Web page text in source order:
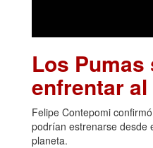
Los
enfrentar
Felipe Contepomi
podrían estrenarse desde
planeta.